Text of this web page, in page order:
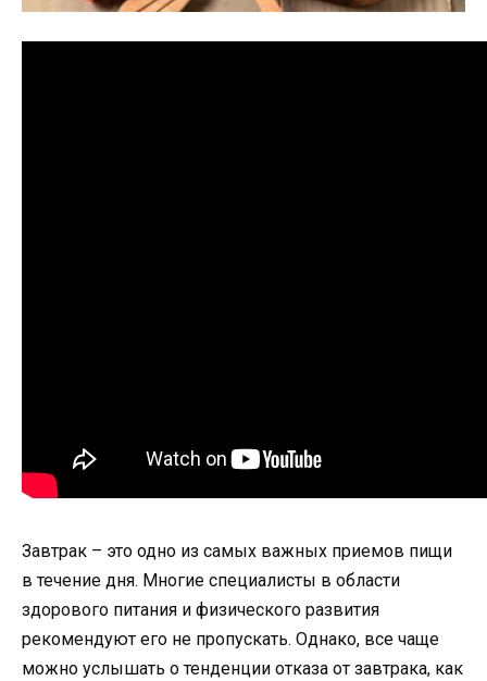
Завтрак – это одно из самых важных приемов пищи
в течение дня. Многие специалисты в области
здорового питания и физического развития
рекомендуют его не пропускать. Однако, все чаще
можно услышать о тенденции отказа от завтрака, как